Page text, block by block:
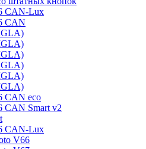
CAN-Lux
CAN
CAN eco
CAN Smart v2
CAN-Lux
V66